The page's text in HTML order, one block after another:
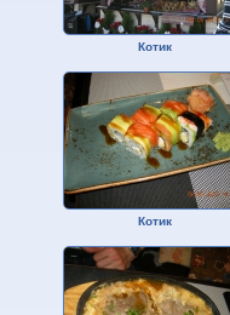
Котик
Котик